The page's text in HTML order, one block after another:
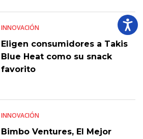
INNOVACIÓN
Eligen consumidores a Takis
Blue Heat como su snack
favorito
INNOVACIÓN
Bimbo Ventures, El Mejor